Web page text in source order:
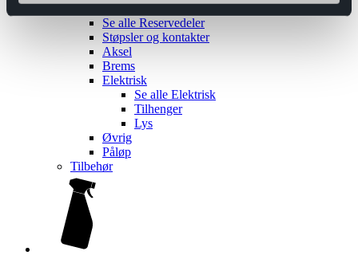
Reservedeler
Se alle Reservedeler
Støpsler og kontakter
Aksel
Brems
Elektrisk
Se alle Elektrisk
Tilhenger
Lys
Øvrig
Påløp
Tilbehør